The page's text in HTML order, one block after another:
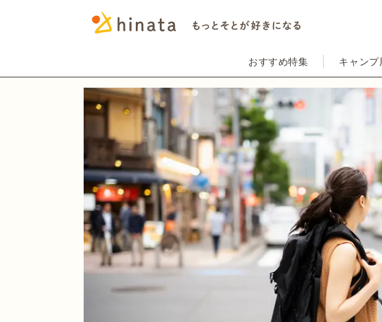
おすすめ特集 キャンプ